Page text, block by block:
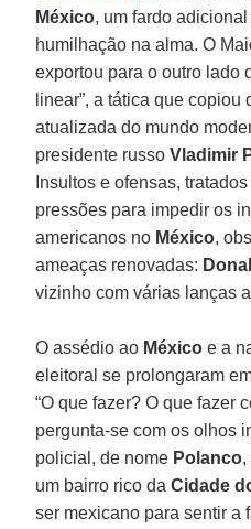
México, um fardo
humilhação na alma. O
exportou para o outro lado
linear”, a tática que
atualizada do mundo
presidente russoVladimir
Insultos e ofensas,
pressões para impedir os
americanos no México,
ameaças renovadas:
vizinho com várias lanças
O assédio ao México e a
eleitoral se prolongaram
“O que fazer? O que fazer
pergunta-se com os olhos
policial, de nome Polanco,
um bairro rico daCidade
ser mexicano para sentir a